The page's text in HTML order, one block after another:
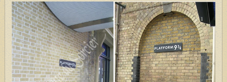
LA SÉRIE HARRY POTTER (REBOOT)
HARRY POTTER : LIVRES
BIOPICS DE HARRY POTTER